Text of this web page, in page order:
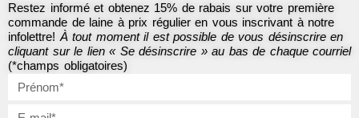
Restez informé et obtenez 15% de rabais sur votre première
commande de laine à prix régulier en vous inscrivant à notre
infolettre! À tout moment il est possible de vous désinscrire en
cliquant sur le lien « Se désinscrire » au bas de chaque courriel
(*champs obligatoires)